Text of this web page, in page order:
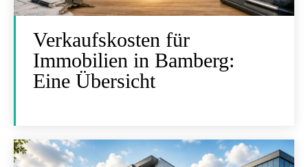
Verkaufskosten für
Immobilien in Bamberg:
Eine Übersicht